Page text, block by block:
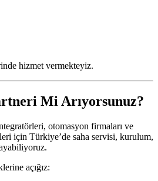
hizmet vermekteyiz.
Mi Arıyorsunuz?
otomasyon firmaları ve
için Türkiye’de saha servisi, kurulum,
açığız: